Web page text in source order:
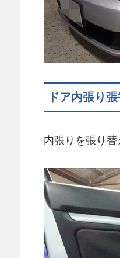
ドア内張り
内張りを張り